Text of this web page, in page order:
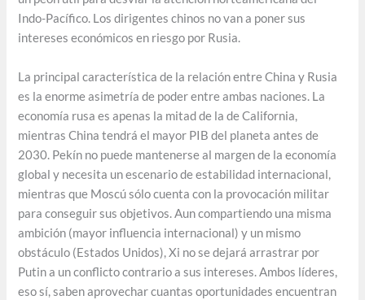
Indo-Pacífico. Los dirigentes chinos no van a poner sus
intereses económicos en riesgo por Rusia.
La principal característica de la relación entre China y Rusia
es la enorme asimetría de poder entre ambas naciones. La
economía rusa es apenas la mitad de la de California,
mientras China tendrá el mayor PIB del planeta antes de
2030. Pekín no puede mantenerse al margen de la economía
global y necesita un escenario de estabilidad internacional,
mientras que Moscú sólo cuenta con la provocación militar
para conseguir sus objetivos. Aun compartiendo una misma
ambición (mayor influencia internacional) y un mismo
obstáculo (Estados Unidos), Xi no se dejará arrastrar por
Putin a un conflicto contrario a sus intereses. Ambos líderes,
eso sí, saben aprovechar cuantas oportunidades encuentran